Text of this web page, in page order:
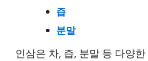
즙
분말
인삼은 차, 즙, 분말 등 다양